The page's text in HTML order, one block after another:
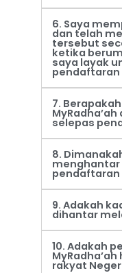
6. Saya
dan telah
tersebut
ketika
saya layak
pendaftaran
7.
selepas
8.
pendaftaran
9. Adakah
dihantar
10. Adakah
rakyat